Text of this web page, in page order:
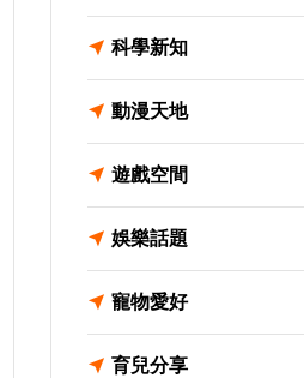
科學新知
動漫天地
遊戲空間
娛樂話題
寵物愛好
育兒分享